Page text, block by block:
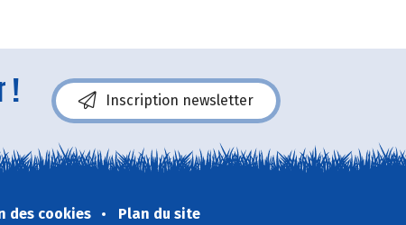
! Inscription newsletter
des cookies Plan du site